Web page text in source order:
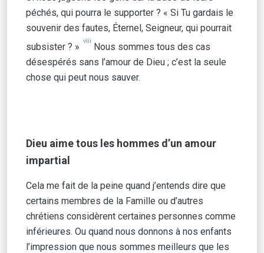
péchés, qui pourra le supporter ? « Si Tu gardais le
souvenir des fautes, Éternel, Seigneur, qui pourrait
subsister ? »
viii
Nous sommes tous des cas
désespérés sans l’amour de Dieu ; c’est la seule
chose qui peut nous sauver.
Dieu aime tous les hommes d’un amour
impartial
Cela me fait de la peine quand j’entends dire que
certains membres de la Famille ou d’autres
chrétiens considèrent certaines personnes comme
inférieures. Ou quand nous donnons à nos enfants
l’impression que nous sommes meilleurs que les